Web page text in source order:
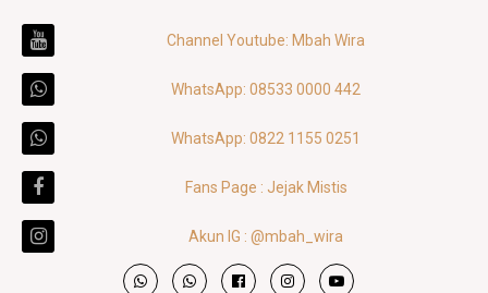
Channel Youtube: Mbah Wira
WhatsApp: 08533 0000 442
WhatsApp: 0822 1155 0251
Fans Page : Jejak Mistis
Akun IG : @mbah_wira